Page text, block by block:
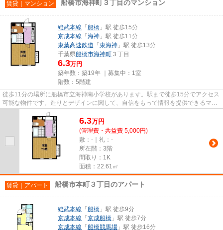
賃貸｜マンション 船橋市海神町３丁目のマンション
総武本線 「 船橋 」駅 徒歩15分
京成本線 「 海神 」駅 徒歩11分
東葉高速鉄道 「 東海神 」駅 徒歩13分
千葉県船橋市海神町 ３丁目
6.3万円
築年数：築19年 ｜募集中： 1室
階数：5階建
徒歩11分の場所に船橋市立海神南小学校があります。駅まで徒歩15分でアクセス
可能な物件です。造りとデザインに関して、自信をもって情報を提供できるマン
ションです。特徴的な外観と...
6.3万円
(管理費・共益費 5,000円)
敷：-｜礼：-
所在階：3階
間取り：1K
面積：22.61㎡
賃貸｜アパート 船橋市本町３丁目のアパート
総武本線 「 船橋 」駅 徒歩9分
京成本線 「 京成船橋 」駅 徒歩7分
京成本線 「 船橋競馬場 」駅 徒歩16分